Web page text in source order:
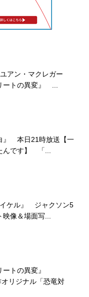
アン・マクレガー
ートの異変』 ...
』 本日21時放送【一
んです】 「...
ケル』 ジャクソン5
像＆場面写...
トの異変』
リジナル「恐竜対